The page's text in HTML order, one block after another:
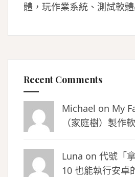
體，玩作業系統、測試軟
Recent Comments
Michael on My
（家庭樹）製作
Luna on 代號「
10 也能執行安卓